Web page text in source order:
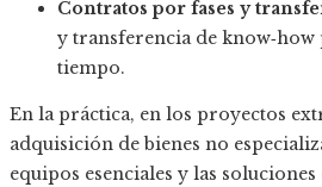
Contratos por fases y
y transferencia de
tiempo.
En la práctica, en los proyectos
adquisición de bienes no
equipos esenciales y las